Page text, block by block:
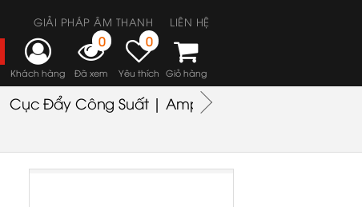
LIÊN HỆ
GIẢI PHÁP ÂM THANH
Khách hàng
0
Đã xem
0
Yêu thích Giỏ hàng
Cục Đẩy Công Suất | Amplifiers